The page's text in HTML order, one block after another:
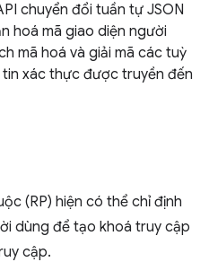
chuyển đổi tuần tự JSON
hoá mã giao diện người
mã hoá và giải mã các tuỳ
xác thực được truyền đến
(RP) hiện có thể chỉ định
dùng để tạo khoá truy cập
cập.